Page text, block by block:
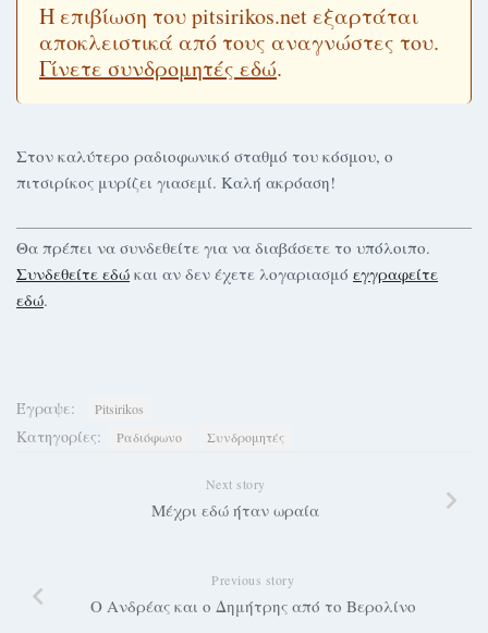
Μόνο για συνδρομητές
Log in
Η επιβίωση του pitsirikos.net εξαρτάται
αποκλειστικά από τους αναγνώστες του.
Γίνετε συνδρομητές εδώ.
Στον καλύτερο ραδιοφωνικό σταθμό του κόσμου, ο
πιτσιρίκος μυρίζει γιασεμί. Καλή ακρόαση!
Θα πρέπει να συνδεθείτε για να διαβάσετε το υπόλοιπο.
Συνδεθείτε εδώ και αν δεν έχετε λογαριασμό εγγραφείτε
εδώ.
Έγραψε: Pitsirikos
Κατηγορίες: Ραδιόφωνο Συνδρομητές
Next story
Μέχρι εδώ ήταν ωραία
Previous story
Ο Ανδρέας και ο Δημήτρης από το Βερολίνο